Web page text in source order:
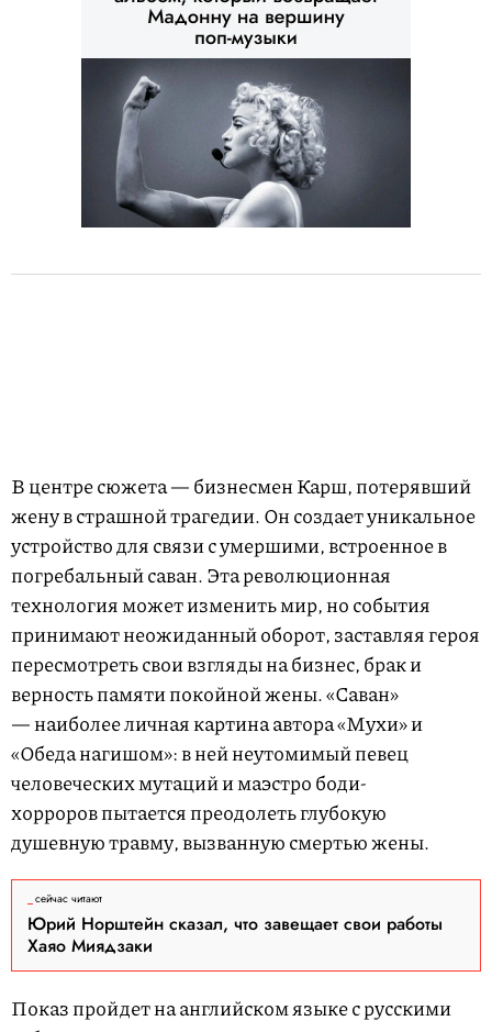
В центре сюжета — бизнесмен Карш, потерявший
жену в страшной трагедии. Он создает уникальное
устройство для связи с умершими, встроенное в
погребальный саван. Эта революционная
технология может изменить мир, но события
принимают неожиданный оборот, заставляя героя
пересмотреть свои взгляды на бизнес, брак и
верность памяти покойной жены. «Саван»
— наиболее личная картина автора «Мухи» и
«Обеда нагишом»: в ней неутомимый певец
человеческих мутаций и маэстро боди-
хорроров пытается преодолеть глубокую
душевную травму, вызванную смертью жены.
сейчас читают
Юрий Норштейн сказал, что завещает свои работы
Хаяо Миядзаки
Показ пройдет на английском языке с русскими